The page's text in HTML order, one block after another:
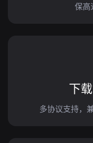
保高
下
多协议支持，